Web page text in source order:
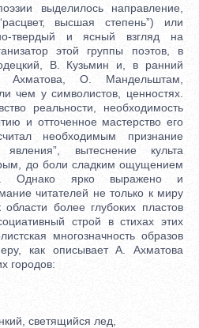
выделилось направление,
высшая степень”) или
твердый и ясный взгляд на
этой группы поэтов, в
В. Кузьмин и, в ранний
Ахматова, О. Мандельштам,
чем у символистов, ценностях.
реальности, необходимость
и отточенное мастерство его
необходимым признание
явления”, вытеснение культа
до боли сладким ощущением
Однако ярко выражено и
читателей не только к миру
более глубоких пластов
строй в стихах этих
многозначность образов
как описывает А. Ахматова
городов:
светящийся лед,